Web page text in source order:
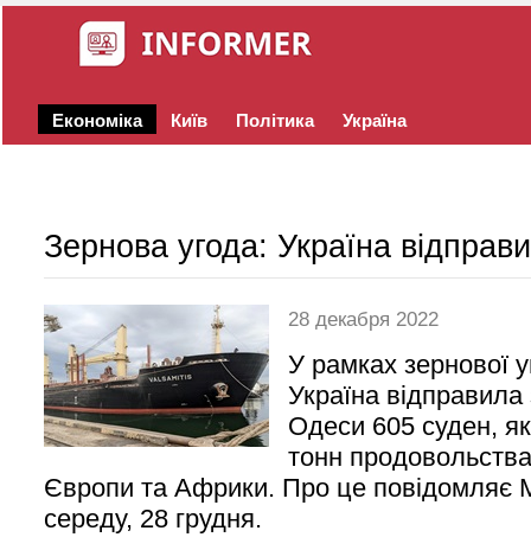
Економіка Київ Політика Україна
Зернова угода: Україна
28 декабря 2022
У рамках зернової
Україна відправила
Одеси 605 суден,
тонн продовольства
Європи та Африки. Про це повідомляє
середу, 28 грудня.